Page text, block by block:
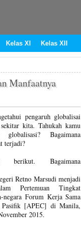
Kelas XI Kelas XII
Manfaatnya
pengaruh globalisai
kita. Tahukah kamu
Bagaimana
terjadi?
Bagaimana
Retno Marsudi menjadi
Pertemuan Tingkat
negara Forum Kerja Sama
[APEC] di Manila,
2015.